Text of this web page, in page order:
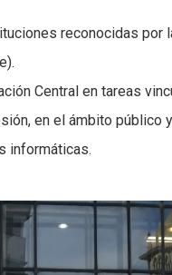
reconocidas por
Central en tareas
en el ámbito público
informáticas.